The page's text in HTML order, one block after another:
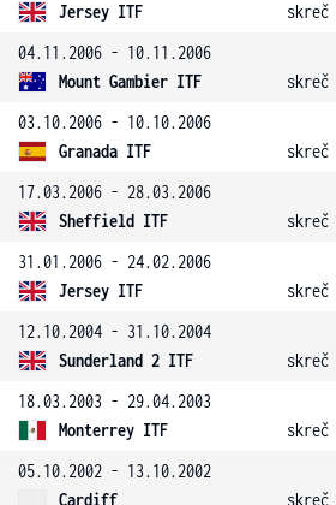
Jersey ITF
skreč
04.11.2006 - 10.11.2006
Mount Gambier ITF
skreč
03.10.2006 - 10.10.2006
Granada ITF
skreč
17.03.2006 - 28.03.2006
Sheffield ITF
skreč
31.01.2006 - 24.02.2006
Jersey ITF
skreč
12.10.2004 - 31.10.2004
Sunderland 2 ITF
skreč
18.03.2003 - 29.04.2003
Monterrey ITF
skreč
05.10.2002 - 13.10.2002
Cardiff
skreč